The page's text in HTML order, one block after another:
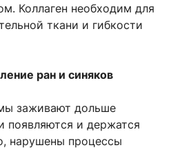
Коллаген необходим для
ткани и гибкости
ран и синяков
заживают дольше
появляются и держатся
нарушены процессы